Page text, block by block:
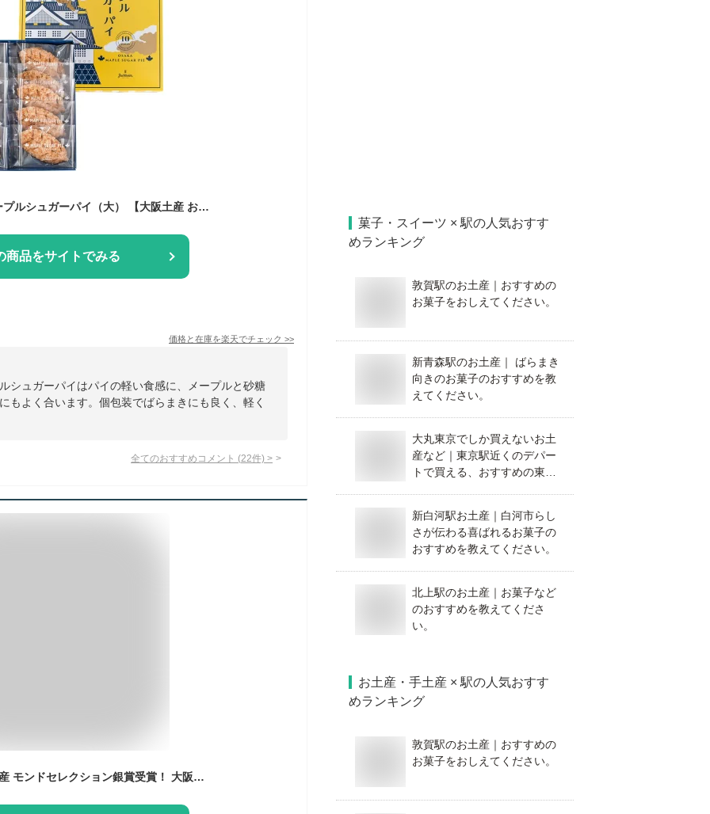
ユーハイム 大阪メープルシュガーパイ（大） 【大阪土産 おみやげ 大阪みやげ 関西 お土産 関西土産 修学旅行 帰省 土産 手土産 ユーハイム】
商品をサイトでみる
価格と在庫を楽天でチェック >>
シュガーパイはパイの軽い食感に、メープルと砂糖
もよく合います。個包装でばらまきにも良く、軽く
全てのおすすめコメント (22件) >
大阪ちよ子 大阪 お土産 モンドセレクション銀賞受賞！ 大阪ちよ子（大） 【大阪土産 大阪おみやげ 大阪お土産 関西 あみだ池大黒】
菓子・スイーツ × 駅の人気おすす
めランキング
敦賀駅のお土産｜おすすめの
お菓子をおしえてください。
新青森駅のお土産｜ ばらまき
向きのお菓子のおすすめを教
えてください。
大丸東京でしか買えないお土
産など｜東京駅近くのデパー
トで買える、おすすめの東京
新白河駅お土産｜白河市らし
さが伝わる喜ばれるお菓子の
おすすめを教えてください。
北上駅のお土産｜お菓子など
のおすすめを教えてくださ
い。
お土産・手土産 × 駅の人気おすす
めランキング
敦賀駅のお土産｜おすすめの
お菓子をおしえてください。